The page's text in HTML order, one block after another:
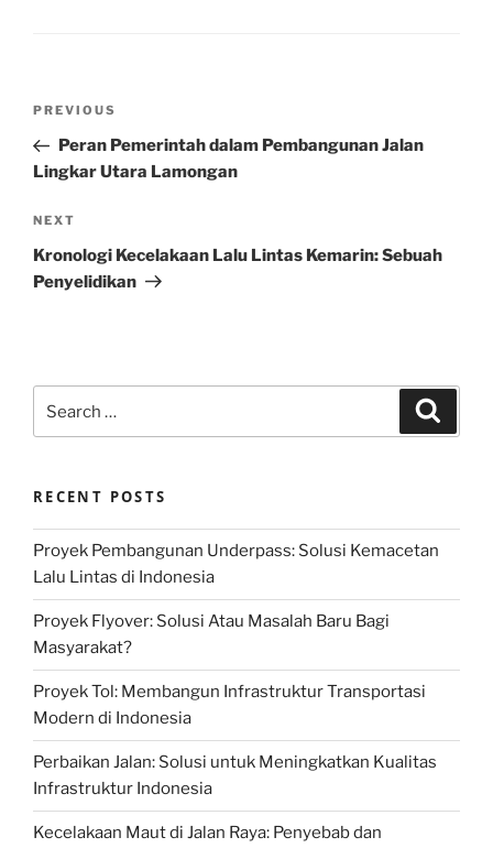
Previous
Post
PREVIOUS
Peran Pemerintah dalam Pembangunan Jalan
Lingkar Utara Lamongan
Next
Post
NEXT
Kronologi Kecelakaan Lalu Lintas Kemarin: Sebuah
Penyelidikan
for:
RECENT POSTS
Proyek Pembangunan Underpass: Solusi Kemacetan
Lalu Lintas di Indonesia
Proyek Flyover: Solusi Atau Masalah Baru Bagi
Masyarakat?
Proyek Tol: Membangun Infrastruktur Transportasi
Modern di Indonesia
Perbaikan Jalan: Solusi untuk Meningkatkan Kualitas
Infrastruktur Indonesia
Kecelakaan Maut di Jalan Raya: Penyebab dan